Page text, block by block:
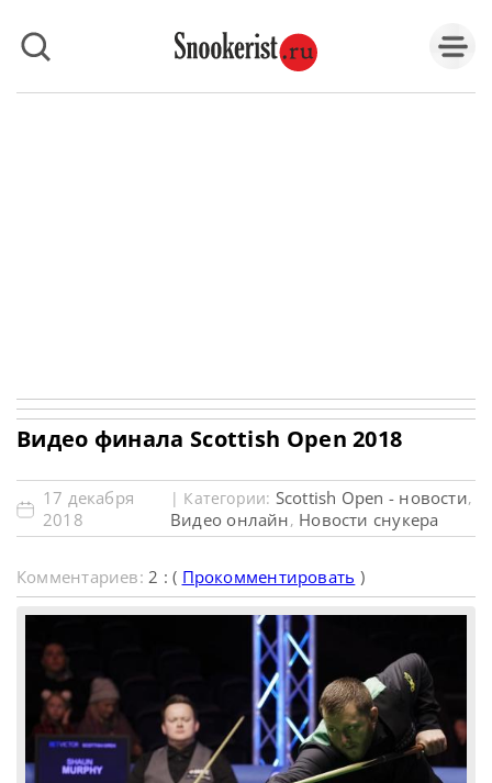
Видео финала Scottish Open 2018
17 декабря
2018
| Категории: Scottish Open - новости,
Видео онлайн, Новости снукера
Комментариев:2 : ( Прокомментировать )